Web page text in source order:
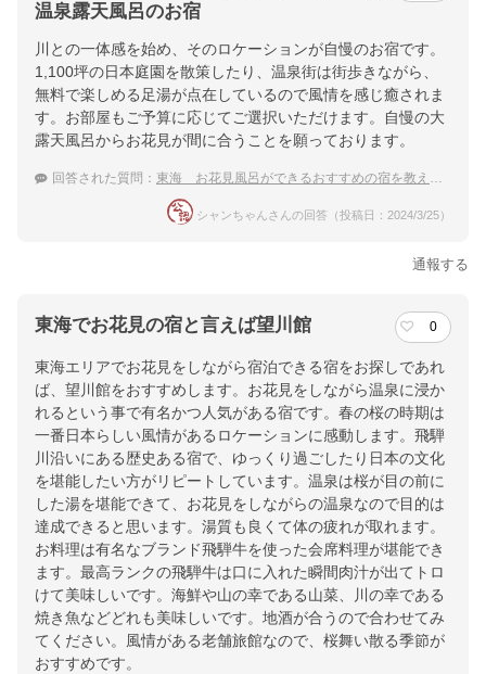
温泉露天風呂のお宿
川との一体感を始め、そのロケーションが自慢のお宿です。
1,100坪の日本庭園を散策したり、温泉街は街歩きながら、
無料で楽しめる足湯が点在しているので風情を感じ癒されま
す。お部屋もご予算に応じてご選択いただけます。自慢の大
露天風呂からお花見が間に合うことを願っております。
回答された質問： 東海 お花見風呂ができるおすすめの宿を教えてください
シャンちゃんさんの回答（投稿日：2024/3/25）
通報する
東海でお花見の宿と言えば望川館 0
東海エリアでお花見をしながら宿泊できる宿をお探しであれ
ば、望川館をおすすめします。お花見をしながら温泉に浸か
れるという事で有名かつ人気がある宿です。春の桜の時期は
一番日本らしい風情があるロケーションに感動します。飛騨
川沿いにある歴史ある宿で、ゆっくり過ごしたり日本の文化
を堪能したい方がリピートしています。温泉は桜が目の前に
した湯を堪能できて、お花見をしながらの温泉なので目的は
達成できると思います。湯質も良くて体の疲れが取れます。
お料理は有名なブランド飛騨牛を使った会席料理が堪能でき
ます。最高ランクの飛騨牛は口に入れた瞬間肉汁が出てトロ
けて美味しいです。海鮮や山の幸である山菜、川の幸である
焼き魚などどれも美味しいです。地酒が合うので合わせてみ
てください。風情がある老舗旅館なので、桜舞い散る季節が
おすすめです。